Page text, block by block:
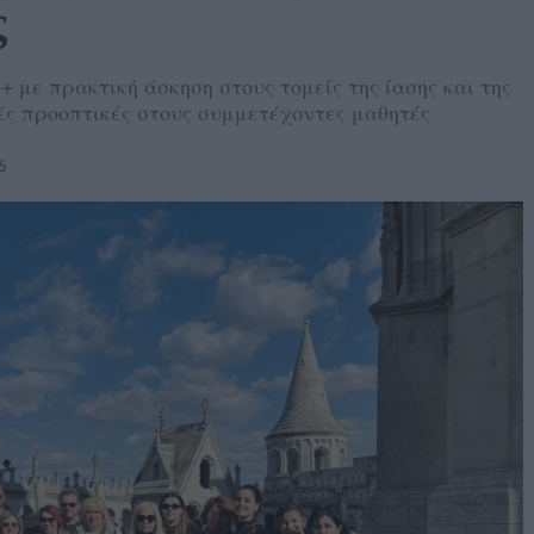
πρακτική άσκηση στους τομείς της ίασης και της
προοπτικές στους συμμετέχοντες μαθητές